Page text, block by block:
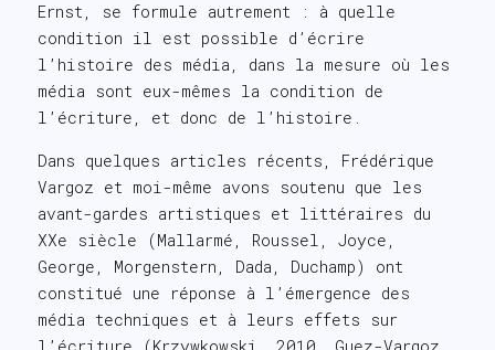
Ernst, se formule autrement : à quelle
condition il est possible d’écrire
l’histoire des média, dans la mesure où les
média sont eux-mêmes la condition de
l’écriture, et donc de l’histoire.
Dans quelques articles récents, Frédérique
Vargoz et moi-même avons soutenu que les
avant-gardes artistiques et littéraires du
XXe siècle (Mallarmé, Roussel, Joyce,
George, Morgenstern, Dada, Duchamp) ont
constitué une réponse à l’émergence des
média techniques et à leurs effets sur